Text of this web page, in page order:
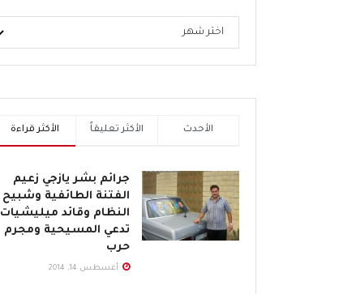
الأكثر قراءة الأكثر تعليقاً الأحدث
جرائم بشر يازجي زعيم
الفتنة الطائفية وشبيح
النظام وقائد ميليشيات
تدعي المسيحية ومجرم
حرب
أغسطس 14, 2014